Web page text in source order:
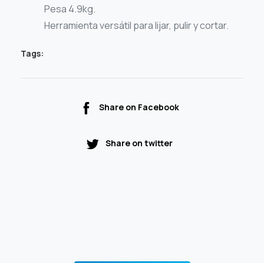
Pesa 4.9kg.
Herramienta versátil para lijar, pulir y cortar.
Tags:
Share on Facebook
Share on twitter